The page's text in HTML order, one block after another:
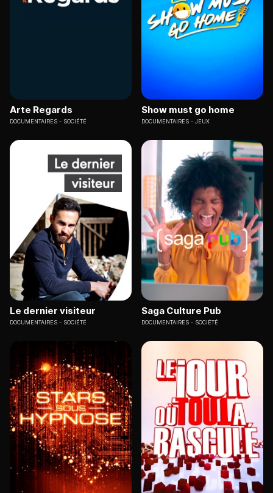
Arte Regards
DOCUMENTAIRES SOCIÉTÉ
Show must go home
DOCUMENTAIRES JEUX
Le dernier visiteur
DOCUMENTAIRES SOCIÉTÉ
Saga Culture Pub
DOCUMENTAIRES SOCIÉTÉ